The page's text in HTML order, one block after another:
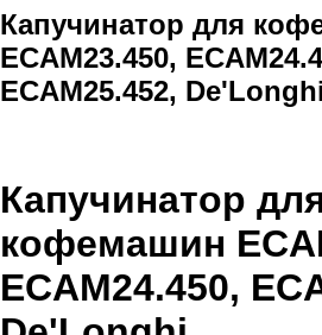
Капучинатор для
ECAM23.450,
ECAM25.452, De'Longhi
Капучинатор
кофемашин
ECAM24.450,